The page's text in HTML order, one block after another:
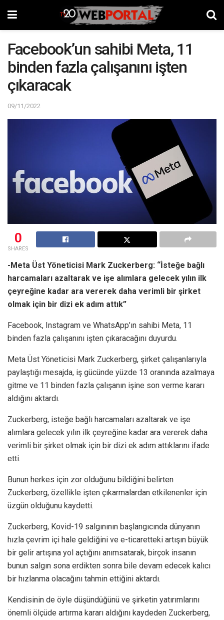
Facebook’un sahibi Meta, 11
binden fazla çalışanını işten
çıkaracak
09/11/2022
0
SHARES
-Meta Üst Yöneticisi Mark Zuckerberg: “İsteğe bağlı
harcamaları azaltarak ve işe alımlara gelecek yılın ilk
çeyreğine kadar ara vererek daha verimli bir şirket
olmak için bir dizi ek adım attık”
Facebook, Instagram ve WhatsApp’ın sahibi Meta, 11
binden fazla çalışanını işten çıkaracağını duyurdu.
Meta Üst Yöneticisi Mark Zuckerberg, şirket çalışanlarıyla
paylaştığı mesajda, iş gücünde yüzde 13 oranında azalmaya
gitme ve 11 binden fazla çalışanın işine son verme kararı
aldığını aktardı.
Zuckerberg, isteğe bağlı harcamaları azaltarak ve işe
alımlara gelecek yılın ilk çeyreğine kadar ara vererek daha
verimli bir şirket olmak için bir dizi ek adım attıklarını ifade
etti.
Bunun herkes için zor olduğunu bildiğini belirten
Zuckerberg, özellikle işten çıkarmalardan etkilenenler için
üzgün olduğunu kaydetti.
Zuckerberg, Kovid-19 salgınının başlangıcında dünyanın
hızla çevrim içi hale geldiğini ve e-ticaretteki artışın büyük
bir gelir artışına yol açtığını anımsatarak, birçok insanın
bunun salgın sona erdikten sonra bile devam edecek kalıcı
bir hızlanma olacağını tahmin ettiğini aktardı.
Kendisinin de öyle düşündüğünü ve şirketin yatırımlarını
önemli ölçüde artırma kararı aldığını kaydeden Zuckerberg,